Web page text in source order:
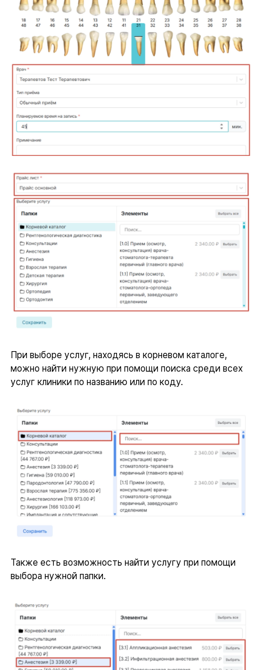
При выборе услуг, находясь в корневом каталоге,
можно найти нужную при помощи поиска среди всех
услуг клиники по названию или по коду.
Также есть возможность найти услугу при помощи
выбора нужной папки.